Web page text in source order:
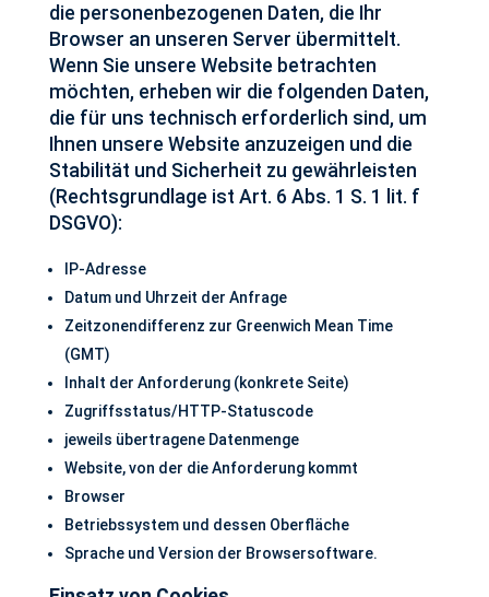
die personenbezogenen Daten, die Ihr
Browser an unseren Server übermittelt.
Wenn Sie unsere Website betrachten
möchten, erheben wir die folgenden Daten,
die für uns technisch erforderlich sind, um
Ihnen unsere Website anzuzeigen und die
Stabilität und Sicherheit zu gewährleisten
(Rechtsgrundlage ist Art. 6 Abs. 1 S. 1 lit. f
DSGVO):
IP-Adresse
Datum und Uhrzeit der Anfrage
Zeitzonendifferenz zur Greenwich Mean Time
(GMT)
Inhalt der Anforderung (konkrete Seite)
Zugriffsstatus/HTTP-Statuscode
jeweils übertragene Datenmenge
Website, von der die Anforderung kommt
Browser
Betriebssystem und dessen Oberfläche
Sprache und Version der Browsersoftware.